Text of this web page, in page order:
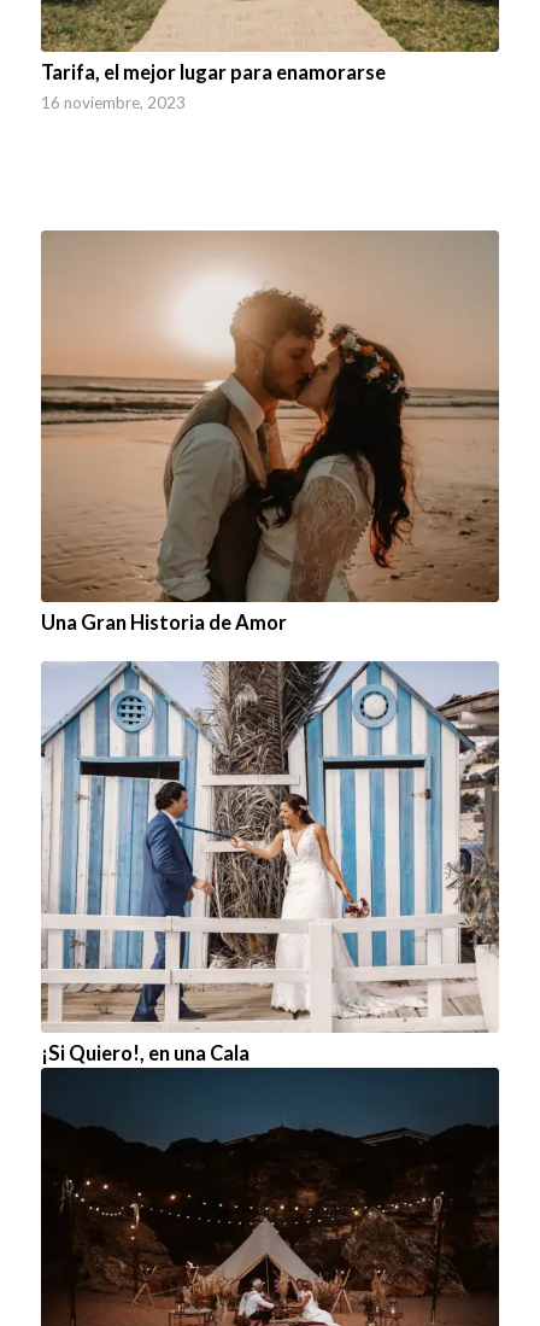
Tarifa, el mejor lugar para enamorarse
16 noviembre, 2023
Una Gran Historia de Amor
¡Si Quiero!, en una Cala